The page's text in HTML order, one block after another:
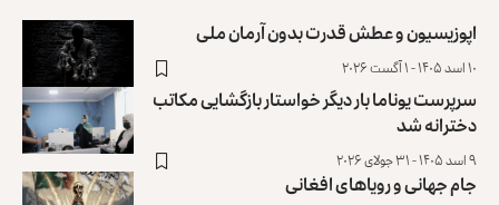
اپوزیسیون و عطش قدرت بدون آرمان ملی
۱۰ اسد ۱۴۰۵ - ۱ آگست ۲۰۲۶
سرپرست یوناما بار دیگر خواستار بازگشایی مکاتب
دخترانه شد
۹ اسد ۱۴۰۵ - ۳۱ جولای ۲۰۲۶
جام جهانی و رویاهای افغانی